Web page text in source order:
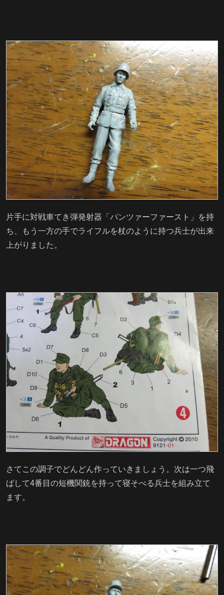
片手に対戦車てき弾発射器「パンツァーファースト」を持
ち、もう一方の手でライフルを杖のように持つ兵士が出来
上がりました。
さてこの調子でどんどん作っていきましょう。次は一つ飛
ばして4番目の短機関銃を持って寝そべる兵士を組み立て
ます。